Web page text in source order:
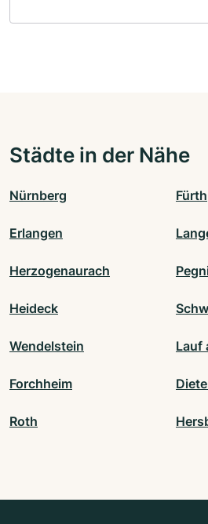
Städte in der Nähe
Nürnberg Fürth
Erlangen
Herzogenaurach
Heideck
Wendelstein Lauf
Forchheim
Roth